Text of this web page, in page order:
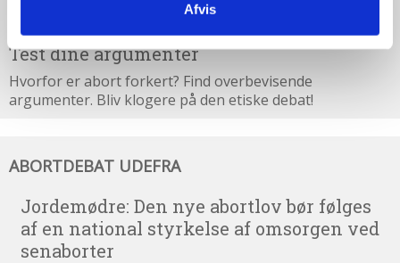
Afvis
Test dine argumenter
Hvorfor er abort forkert? Find overbevisende
argumenter. Bliv klogere på den etiske debat!
udefra
ABORTDEBAT UDEFRA